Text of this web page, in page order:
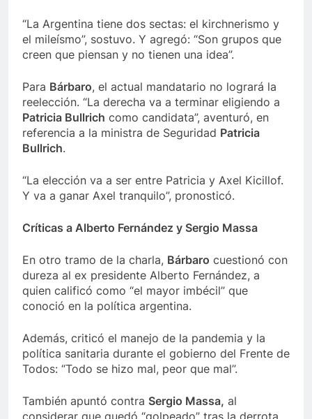
“La Argentina tiene dos sectas: el kirchnerismo y
el mileísmo”, sostuvo. Y agregó: “Son grupos que
creen que piensan y no tienen una idea”.
Para Bárbaro, el actual mandatario no logrará la
reelección. “La derecha va a terminar eligiendo a
Patricia Bullrich como candidata”, aventuró, en
referencia a la ministra de Seguridad Patricia
Bullrich.
“La elección va a ser entre Patricia y Axel Kicillof.
Y va a ganar Axel tranquilo”, pronosticó.
Críticas a Alberto Fernández y Sergio Massa
En otro tramo de la charla, Bárbaro cuestionó con
dureza al ex presidente Alberto Fernández, a
quien calificó como “el mayor imbécil” que
conoció en la política argentina.
Además, criticó el manejo de la pandemia y la
política sanitaria durante el gobierno del Frente de
Todos: “Todo se hizo mal, peor que mal”.
También apuntó contra Sergio Massa, al